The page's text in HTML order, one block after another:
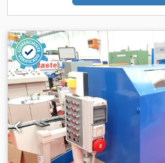
• Venta bajo las condiciones EXW
Documentación: Se puede
técnica detallada, fotografías y
muestren la grúa pórtico a las
confirmación de su interés en la
interesado en adquirir este equipo,
por correo electrónico.